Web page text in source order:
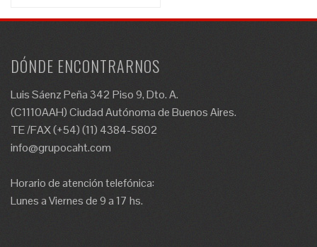
DÓNDE ENCONTRARNOS
Luis Sáenz Peña 342 Piso 9, Dto. A.
(C1110AAH) Ciudad Autónoma de Buenos Aires.
TE /FAX (+54) (11) 4384-5802
info@grupocaht.com
Horario de atención telefónica:
Lunes a Viernes de 9 a 17 hs.